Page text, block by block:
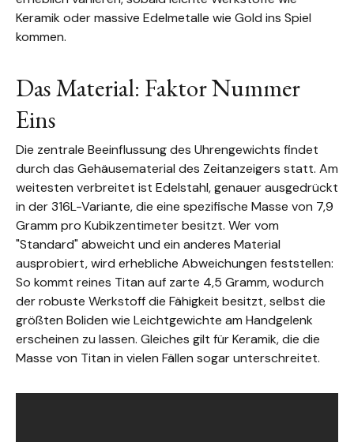
Keramik oder massive Edelmetalle wie Gold ins Spiel
kommen.
Das Material: Faktor Nummer
Eins
Die zentrale Beeinflussung des Uhrengewichts findet
durch das Gehäusematerial des Zeitanzeigers statt. Am
weitesten verbreitet ist Edelstahl, genauer ausgedrückt
in der 316L-Variante, die eine spezifische Masse von 7,9
Gramm pro Kubikzentimeter besitzt. Wer vom
"Standard" abweicht und ein anderes Material
ausprobiert, wird erhebliche Abweichungen feststellen:
So kommt reines Titan auf zarte 4,5 Gramm, wodurch
der robuste Werkstoff die Fähigkeit besitzt, selbst die
größten Boliden wie Leichtgewichte am Handgelenk
erscheinen zu lassen. Gleiches gilt für Keramik, die die
Masse von Titan in vielen Fällen sogar unterschreitet.